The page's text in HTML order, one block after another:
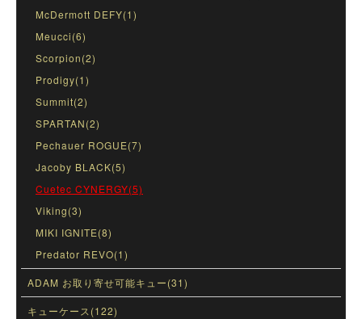
McDermott DEFY(1)
Meucci(6)
Scorpion(2)
Prodigy(1)
Summit(2)
SPARTAN(2)
Pechauer ROGUE(7)
Jacoby BLACK(5)
Cuetec CYNERGY(5)
Viking(3)
MIKI IGNITE(8)
Predator REVO(1)
ADAM お取り寄せ可能キュー(31)
キューケース(122)